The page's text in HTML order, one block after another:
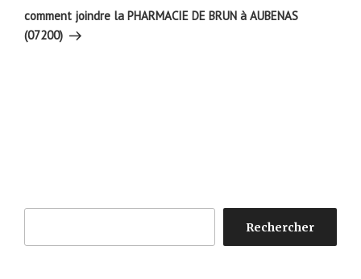
suivant
comment joindre la PHARMACIE DE BRUN à AUBENAS
(07200)
Rechercher